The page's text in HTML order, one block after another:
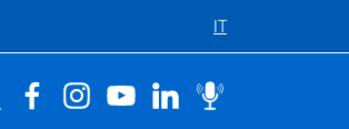
IT